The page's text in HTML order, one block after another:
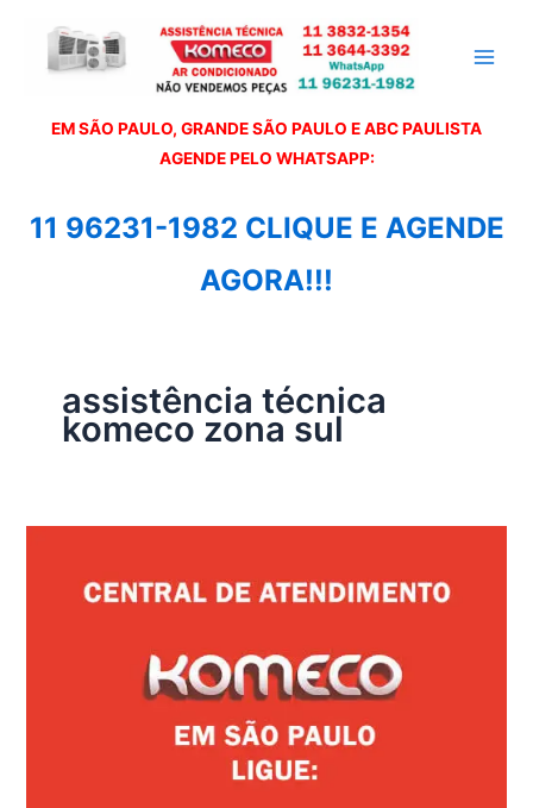
EM SÃO PAULO, GRANDE SÃO PAULO E ABC PAULISTA
AGENDE PELO WHATSAPP:
11 96231-1982 CLIQUE E AGENDE
AGORA!!!
assistência técnica
komeco zona sul